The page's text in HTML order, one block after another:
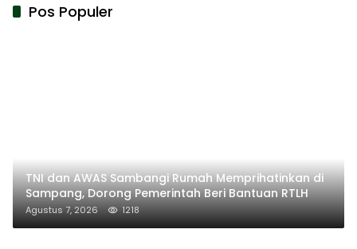
Pos Populer
TNI dan AWAS Sambangi Rumah Memprihatinkan di
Sampang, Dorong Pemerintah Beri Bantuan RTLH
Agustus 7, 2026 1218